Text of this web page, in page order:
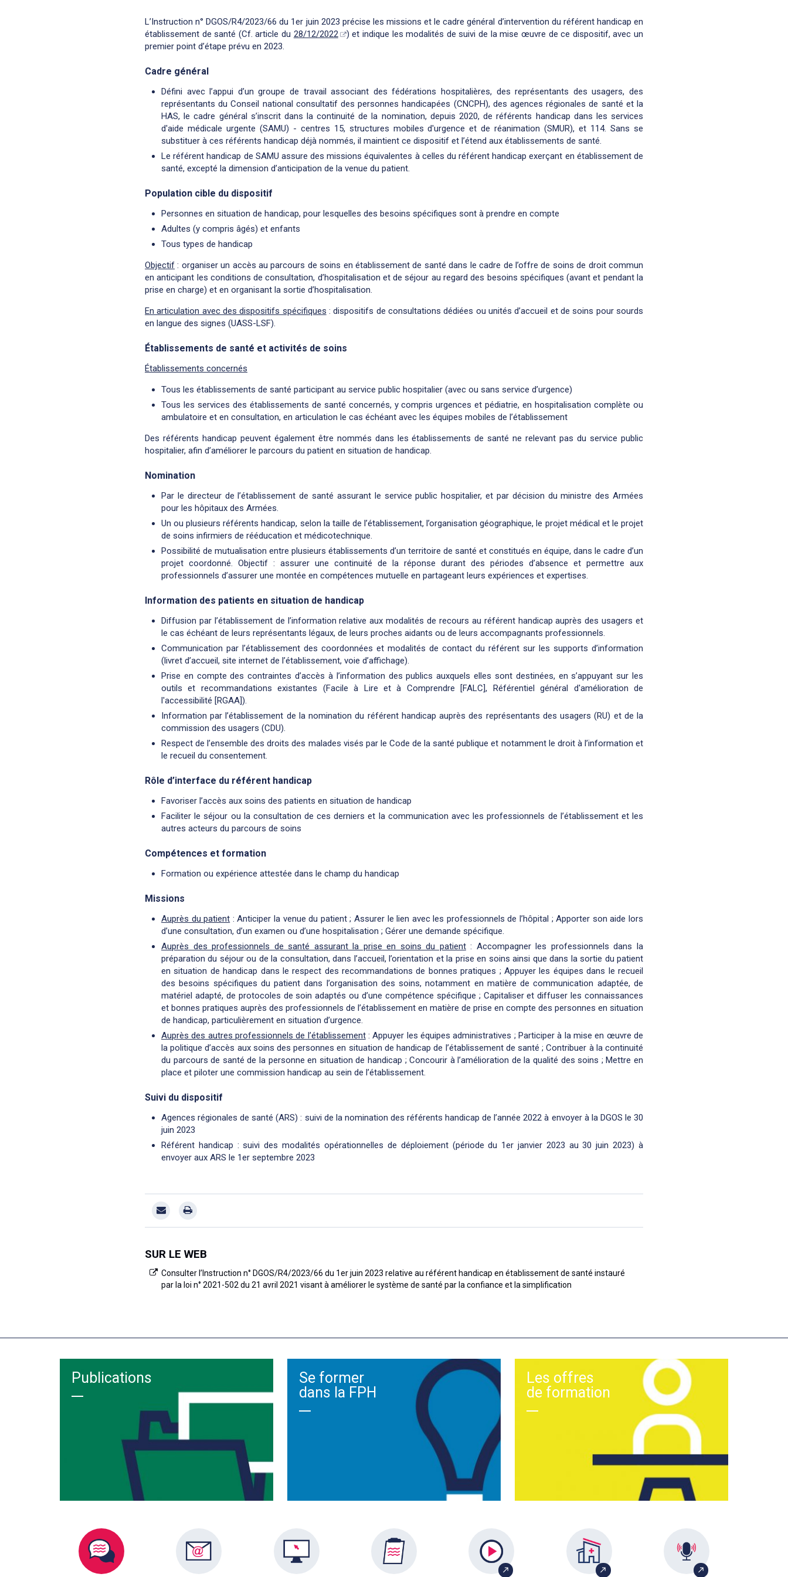
L’Instruction n° DGOS/R4/2023/66 du 1er juin 2023 précise les missions et le cadre général d’intervention du référent handicap en
établissement de santé (Cf. article du 28/12/2022
) et indique les modalités de suivi de la mise œuvre de ce dispositif, avec un
premier point d’étape prévu en 2023.
Cadre général
Défini avec l’appui d’un groupe de travail associant des fédérations hospitalières, des représentants des usagers, des
représentants du Conseil national consultatif des personnes handicapées (CNCPH), des agences régionales de santé et la
HAS, le cadre général s’inscrit dans la continuité de la nomination, depuis 2020, de référents handicap dans les services
d'aide médicale urgente (SAMU) - centres 15, structures mobiles d'urgence et de réanimation (SMUR), et 114. Sans se
substituer à ces référents handicap déjà nommés, il maintient ce dispositif et l’étend aux établissements de santé.
Le référent handicap de SAMU assure des missions équivalentes à celles du référent handicap exerçant en établissement de
santé, excepté la dimension d’anticipation de la venue du patient.
Population cible du dispositif
Personnes en situation de handicap, pour lesquelles des besoins spécifiques sont à prendre en compte
Adultes (y compris âgés) et enfants
Tous types de handicap
Objectif : organiser un accès au parcours de soins en établissement de santé dans le cadre de l’offre de soins de droit commun
en anticipant les conditions de consultation, d’hospitalisation et de séjour au regard des besoins spécifiques (avant et pendant la
prise en charge) et en organisant la sortie d’hospitalisation.
En articulation avec des dispositifs spécifiques : dispositifs de consultations dédiées ou unités d’accueil et de soins pour sourds
en langue des signes (UASS-LSF).
Établissements de santé et activités de soins
Établissements concernés
Tous les établissements de santé participant au service public hospitalier (avec ou sans service d’urgence)
Tous les services des établissements de santé concernés, y compris urgences et pédiatrie, en hospitalisation complète ou
ambulatoire et en consultation, en articulation le cas échéant avec les équipes mobiles de l’établissement
Des référents handicap peuvent également être nommés dans les établissements de santé ne relevant pas du service public
hospitalier, afin d’améliorer le parcours du patient en situation de handicap.
Nomination
Par le directeur de l’établissement de santé assurant le service public hospitalier, et par décision du ministre des Armées
pour les hôpitaux des Armées.
Un ou plusieurs référents handicap, selon la taille de l’établissement, l’organisation géographique, le projet médical et le projet
de soins infirmiers de rééducation et médicotechnique.
Possibilité de mutualisation entre plusieurs établissements d’un territoire de santé et constitués en équipe, dans le cadre d’un
projet coordonné. Objectif : assurer une continuité de la réponse durant des périodes d’absence et permettre aux
professionnels d’assurer une montée en compétences mutuelle en partageant leurs expériences et expertises.
Information des patients en situation de handicap
Diffusion par l’établissement de l’information relative aux modalités de recours au référent handicap auprès des usagers et
le cas échéant de leurs représentants légaux, de leurs proches aidants ou de leurs accompagnants professionnels.
Communication par l’établissement des coordonnées et modalités de contact du référent sur les supports d’information
(livret d’accueil, site internet de l’établissement, voie d’affichage).
Prise en compte des contraintes d’accès à l’information des publics auxquels elles sont destinées, en s’appuyant sur les
outils et recommandations existantes (Facile à Lire et à Comprendre [FALC], Référentiel général d'amélioration de
l'accessibilité [RGAA]).
Information par l’établissement de la nomination du référent handicap auprès des représentants des usagers (RU) et de la
commission des usagers (CDU).
Respect de l’ensemble des droits des malades visés par le Code de la santé publique et notamment le droit à l’information et
le recueil du consentement.
Rôle d’interface du référent handicap
Favoriser l’accès aux soins des patients en situation de handicap
Faciliter le séjour ou la consultation de ces derniers et la communication avec les professionnels de l’établissement et les
autres acteurs du parcours de soins
Compétences et formation
Formation ou expérience attestée dans le champ du handicap
Missions
Auprès du patient : Anticiper la venue du patient ; Assurer le lien avec les professionnels de l’hôpital ; Apporter son aide lors
d’une consultation, d’un examen ou d’une hospitalisation ; Gérer une demande spécifique.
Auprès des professionnels de santé assurant la prise en soins du patient: Accompagner les professionnels dans la
préparation du séjour ou de la consultation, dans l’accueil, l’orientation et la prise en soins ainsi que dans la sortie du patient
en situation de handicap dans le respect des recommandations de bonnes pratiques ; Appuyer les équipes dans le recueil
des besoins spécifiques du patient dans l’organisation des soins, notamment en matière de communication adaptée, de
matériel adapté, de protocoles de soin adaptés ou d’une compétence spécifique ; Capitaliser et diffuser les connaissances
et bonnes pratiques auprès des professionnels de l’établissement en matière de prise en compte des personnes en situation
de handicap, particulièrement en situation d’urgence.
Auprès des autres professionnels de l’établissement: Appuyer les équipes administratives ; Participer à la mise en œuvre de
la politique d’accès aux soins des personnes en situation de handicap de l’établissement de santé ; Contribuer à la continuité
du parcours de santé de la personne en situation de handicap ; Concourir à l’amélioration de la qualité des soins ; Mettre en
place et piloter une commission handicap au sein de l’établissement.
Suivi du dispositif
Agences régionales de santé (ARS) : suivi de la nomination des référents handicap de l’année 2022 à envoyer à la DGOS le 30
juin 2023
Référent handicap : suivi des modalités opérationnelles de déploiement (période du 1er janvier 2023 au 30 juin 2023) à
envoyer aux ARS le 1er septembre 2023
SUR LE WEB
Consulter l’Instruction n° DGOS/R4/2023/66 du 1er juin 2023 relative au référent handicap en établissement de santé instauré
par la loi n° 2021-502 du 21 avril 2021 visant à améliorer le système de santé par la confiance et la simplification
Publications
Se former
dans la FPH
Les offres
de formation